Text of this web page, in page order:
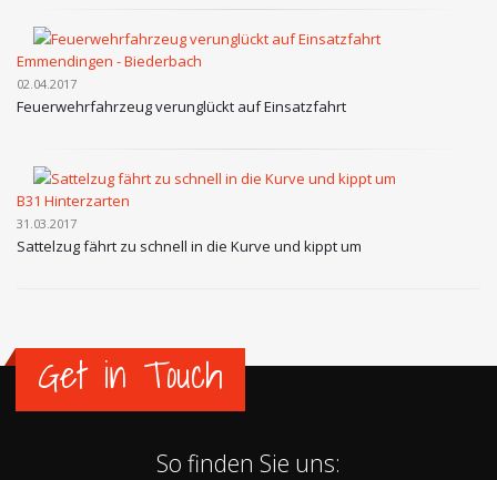
Emmendingen - Biederbach
02.04.2017
Feuerwehrfahrzeug verunglückt auf Einsatzfahrt
B31 Hinterzarten
31.03.2017
Sattelzug fährt zu schnell in die Kurve und kippt um
Get in Touch
So finden Sie uns: